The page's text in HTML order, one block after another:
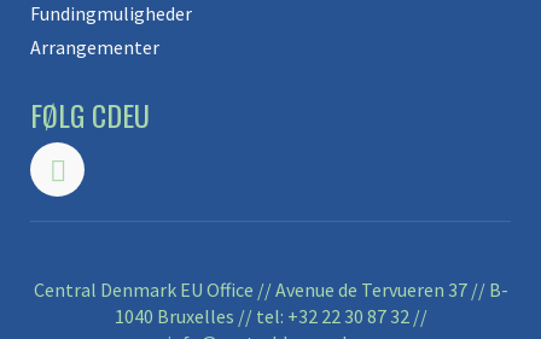
Fundingmuligheder
Arrangementer
FØLG CDEU
Central Denmark EU Office // Avenue de Tervueren 37 // B-
1040 Bruxelles // tel: +32 22 30 87 32//